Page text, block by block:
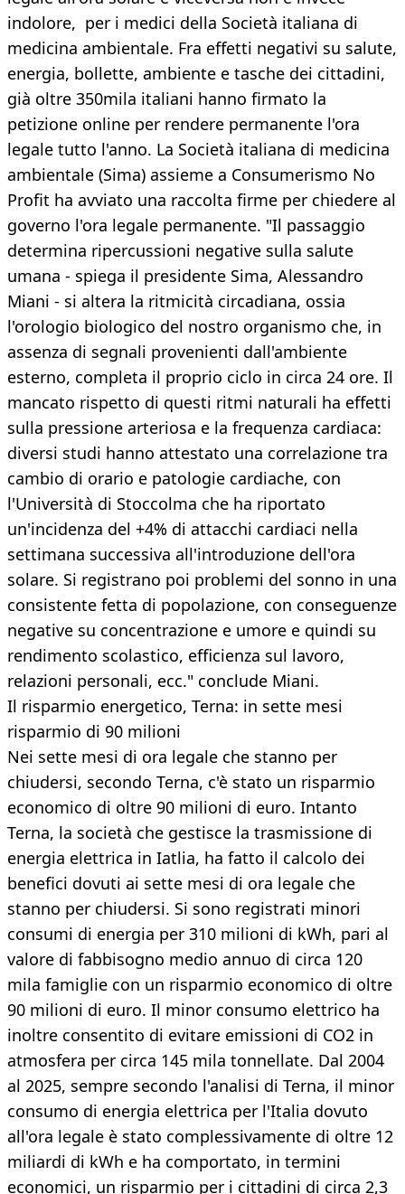
indolore, per i medici della Società italiana di
medicina ambientale. Fra effetti negativi su salute,
energia, bollette, ambiente e tasche dei cittadini,
già oltre 350mila italiani hanno firmato la
petizione online per rendere permanente l'ora
legale tutto l'anno. La Società italiana di medicina
ambientale (Sima) assieme a Consumerismo No
Profit ha avviato una raccolta firme per chiedere al
governo l'ora legale permanente. "Il passaggio
determina ripercussioni negative sulla salute
umana - spiega il presidente Sima, Alessandro
Miani - si altera la ritmicità circadiana, ossia
l'orologio biologico del nostro organismo che, in
assenza di segnali provenienti dall'ambiente
esterno, completa il proprio ciclo in circa 24 ore. Il
mancato rispetto di questi ritmi naturali ha effetti
sulla pressione arteriosa e la frequenza cardiaca:
diversi studi hanno attestato una correlazione tra
cambio di orario e patologie cardiache, con
l'Università di Stoccolma che ha riportato
un'incidenza del +4% di attacchi cardiaci nella
settimana successiva all'introduzione dell'ora
solare. Si registrano poi problemi del sonno in una
consistente fetta di popolazione, con conseguenze
negative su concentrazione e umore e quindi su
rendimento scolastico, efficienza sul lavoro,
relazioni personali, ecc." conclude Miani.
Il risparmio energetico, Terna: in sette mesi
risparmio di 90 milioni
Nei sette mesi di ora legale che stanno per
chiudersi, secondo Terna, c'è stato un risparmio
economico di oltre 90 milioni di euro. Intanto
Terna, la società che gestisce la trasmissione di
energia elettrica in Iatlia, ha fatto il calcolo dei
benefici dovuti ai sette mesi di ora legale che
stanno per chiudersi. Si sono registrati minori
consumi di energia per 310 milioni di kWh, pari al
valore di fabbisogno medio annuo di circa 120
mila famiglie con un risparmio economico di oltre
90 milioni di euro. Il minor consumo elettrico ha
inoltre consentito di evitare emissioni di CO2 in
atmosfera per circa 145 mila tonnellate. Dal 2004
al 2025, sempre secondo l'analisi di Terna, il minor
consumo di energia elettrica per l'Italia dovuto
all'ora legale è stato complessivamente di oltre 12
miliardi di kWh e ha comportato, in termini
economici, un risparmio per i cittadini di circa 2,3